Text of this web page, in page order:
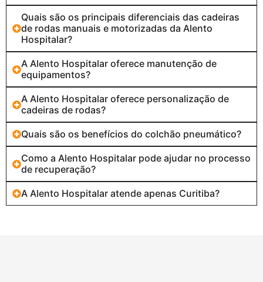
Quais são os principais diferenciais das cadeiras
de rodas manuais e motorizadas da Alento
Hospitalar?
A Alento Hospitalar oferece manutenção de
equipamentos?
A Alento Hospitalar oferece personalização de
cadeiras de rodas?
Quais são os benefícios do colchão pneumático?
Como a Alento Hospitalar pode ajudar no processo
de recuperação?
A Alento Hospitalar atende apenas Curitiba?